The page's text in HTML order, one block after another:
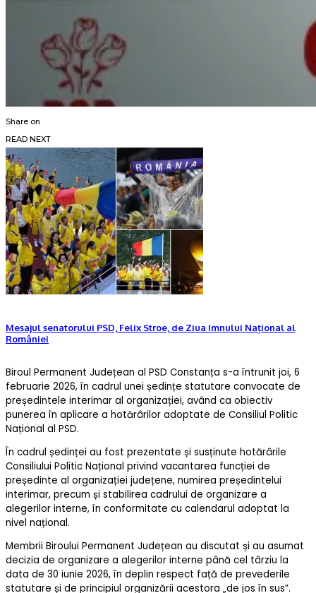
Share on
READ NEXT
Mesajul senatorului PSD, Felix Stroe, de Ziua Imnului Național al
României
Biroul Permanent Județean al PSD Constanța s-a întrunit joi, 6
februarie 2026, în cadrul unei ședințe statutare convocate de
președintele interimar al organizației, având ca obiectiv
punerea în aplicare a hotărârilor adoptate de Consiliul Politic
Național al PSD.
În cadrul ședinței au fost prezentate și susținute hotărârile
Consiliului Politic Național privind vacantarea funcției de
președinte al organizației județene, numirea președintelui
interimar, precum și stabilirea cadrului de organizare a
alegerilor interne, în conformitate cu calendarul adoptat la
nivel național.
Membrii Biroului Permanent Județean au discutat și au asumat
decizia de organizare a alegerilor interne până cel târziu la
data de 30 iunie 2026, în deplin respect față de prevederile
statutare și de principiul organizării acestora „de jos în sus”.